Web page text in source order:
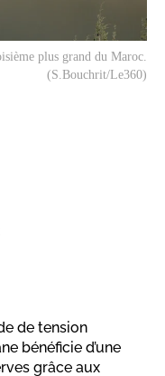
plus grand du Maroc.
(S.Bouchrit/Le360)
de tension
bénéficie d’une
grâce aux